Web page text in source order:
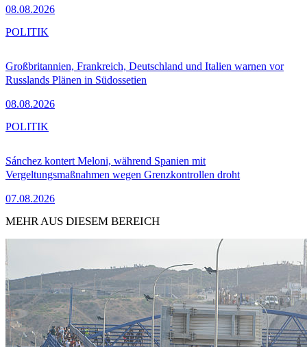
08.08.2026
Großbritannien, Frankreich, Deutschland und Italien warnen vor
Russlands Plänen in Südossetien
08.08.2026
POLITIK
Sánchez kontert Meloni, während Spanien mit
Vergeltungsmaßnahmen wegen Grenzkontrollen droht
07.08.2026
POLITIK
MEHR AUS DIESEM BEREICH